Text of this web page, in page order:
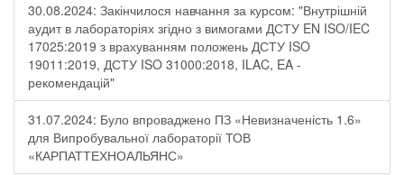
30.08.2024: Закінчилося навчання за курсом: "Внутрішній
аудит в лабораторіях згідно з вимогами ДСТУ EN ISO/IEC
17025:2019 з врахуванням положень ДСТУ ISO
19011:2019, ДСТУ ISO 31000:2018, ILAC, EA -
рекомендацій"
31.07.2024: Було впроваджено ПЗ «Невизначеність 1.6»
для Випробувальної лабораторії ТОВ
«КАРПАТТЕХНОАЛЬЯНС»